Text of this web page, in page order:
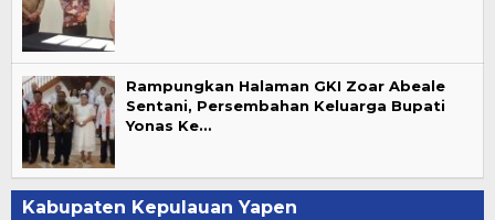
Rampungkan Halaman GKI Zoar Abeale
Sentani, Persembahan Keluarga Bupati
Yonas Ke…
Kabupaten Kepulauan Yapen